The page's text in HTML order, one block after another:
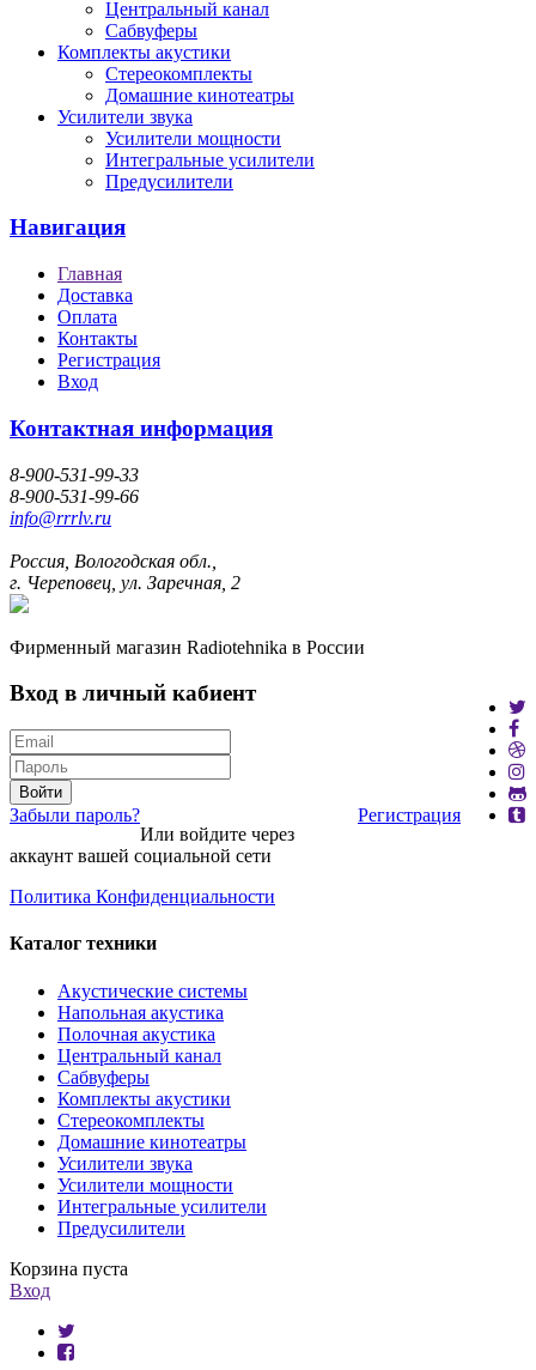
Центральный канал
Сабвуферы
Комплекты акустики
Стереокомплекты
Домашние кинотеатры
Усилители звука
Усилители мощности
Интегральные усилители
Предусилители
Навигация
Главная
Доставка
Оплата
Контакты
Регистрация
Вход
Контактная информация
8-900-531-99-33
8-900-531-99-66
info@rrrlv.ru
Россия, Вологодская обл.,
г. Череповец, ул. Заречная, 2
Фирменный магазин Radiotehnika в России
Вход в личный кабиент
Войти
Забыли пароль?
Регистрация
Или войдите через
аккаунт вашей социальной сети
Политика Конфиденциальности
Каталог техники
Акустические системы
Напольная акустика
Полочная акустика
Центральный канал
Сабвуферы
Комплекты акустики
Стереокомплекты
Домашние кинотеатры
Усилители звука
Усилители мощности
Интегральные усилители
Предусилители
Корзина пуста
Вход